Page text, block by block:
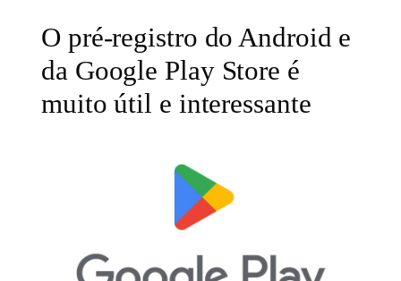
O pré-registro do Android e
da Google Play Store é
muito útil e interessante